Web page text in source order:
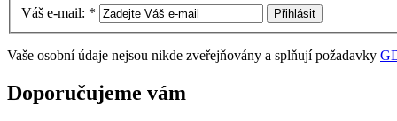
Váš e-mail: *
Vaše osobní údaje nejsou nikde zveřejňovány a splňují požadavky
Doporučujeme vám